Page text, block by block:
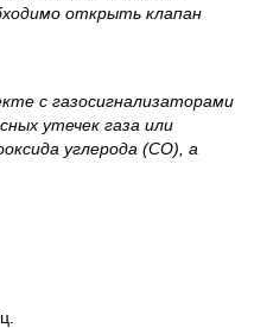
открыть клапан
с газосигнализаторами
утечек газа или
углерода (СО), а